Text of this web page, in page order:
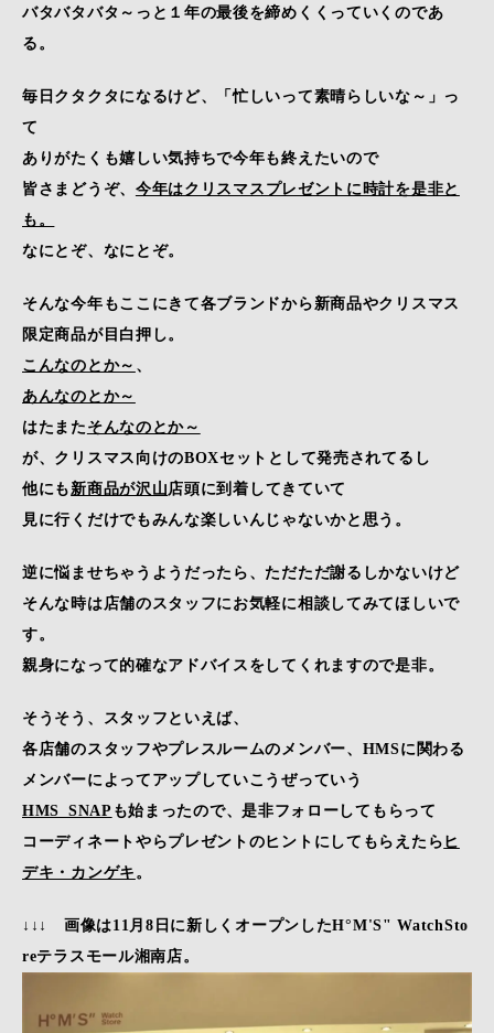
バタバタバタ～っと１年の最後を締めくくっていくのであ
る。
毎日クタクタになるけど、「忙しいって素晴らしいな～」っ
て
ありがたくも嬉しい気持ちで今年も終えたいので
皆さまどうぞ、 今年はクリスマスプレゼントに時計を是非と
も。
なにとぞ、なにとぞ。
そんな今年もここにきて各ブランドから新商品やクリスマス
限定商品が目白押し。
こんなのとか～ 、
あんなのとか～
はたまた そんなのとか～
が、クリスマス向けのBOXセットとして発売されてるし
他にも 新商品が沢山 店頭に到着してきていて
見に行くだけでもみんな楽しいんじゃないかと思う。
逆に悩ませちゃうようだったら、ただただ謝るしかないけど
そんな時は店舗のスタッフにお気軽に相談してみてほしいで
す。
親身になって的確なアドバイスをしてくれますので是非。
そうそう、スタッフといえば、
各店舗のスタッフやプレスルームのメンバー、HMSに関わる
メンバーによってアップしていこうぜっていう
HMS_SNAP も始まったので、是非フォローしてもらって
コーディネートやらプレゼントのヒントにしてもらえたら ヒ
デキ・カンゲキ 。
↓↓↓ 画像は11月8日に新しくオープンしたH°M'S" WatchSto
reテラスモール湘南店。